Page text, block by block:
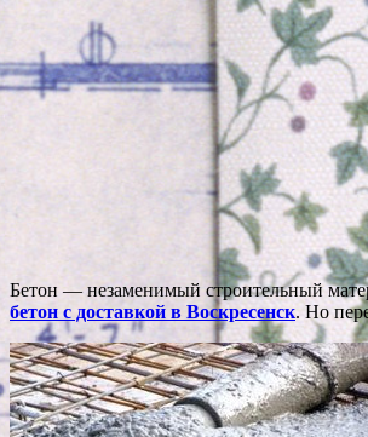
Бетон — незаменимый строительный
бетон с доставкой в Воскресенск. Но